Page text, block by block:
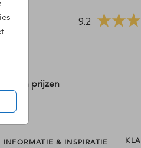
9.2
en prijzen
INFORMATIE & INSPIRATIE